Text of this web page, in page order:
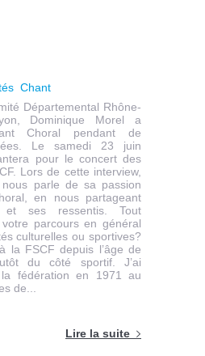
Chant
Départemental Rhône-
Dominique Morel a
Choral pendant de
Le samedi 23 juin
pour le concert des
Lors de cette interview,
parle de sa passion
en nous partageant
et ses ressentis. Tout
parcours en général
culturelles ou sportives?
la FSCF depuis l’âge de
du côté sportif. J’ai
fédération en 1971 au
de...
Lire la suite